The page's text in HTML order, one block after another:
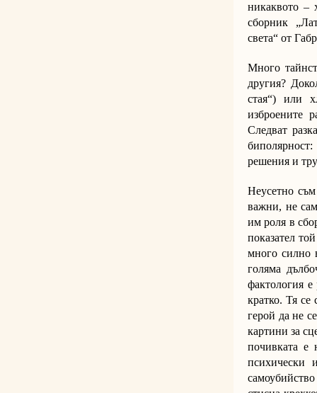
никаквото –
сборник
света“ от
Много
другия?
стая“) или
изброените
Следват
решения и
Неусетно съм
важни, не
им роля в
показател
много силно
голяма
фактология е
кратко. Тя се
герой да не
картини за
почивката е
психически